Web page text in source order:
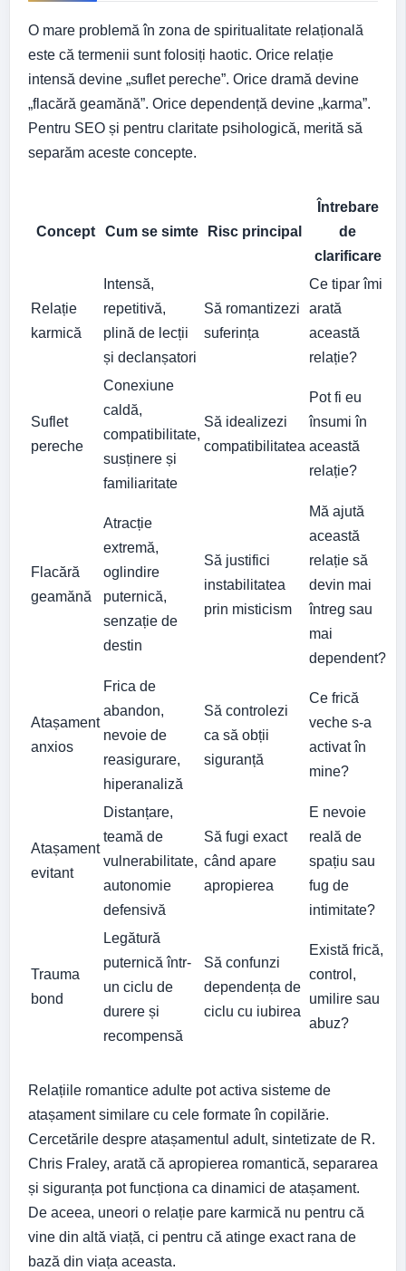
O mare problemă în zona de spiritualitate relațională
este că termenii sunt folosiți haotic. Orice relație
intensă devine „suflet pereche”. Orice dramă devine
„flacără geamănă”. Orice dependență devine „karma”.
Pentru SEO și pentru claritate psihologică, merită să
separăm aceste concepte.
Concept Cum se simte Risc principal
Întrebare
de
clarificare
Relație
karmică
Intensă,
repetitivă,
plină de lecții
și declanșatori
Să romantizezi
suferința
Ce tipar îmi
arată
această
relație?
Suflet
pereche
Conexiune
caldă,
compatibilitate,
susținere și
familiaritate
Să idealizezi
compatibilitatea
Pot fi eu
însumi în
această
relație?
Flacără
geamănă
Atracție
extremă,
oglindire
puternică,
senzație de
destin
Să justifici
instabilitatea
prin misticism
Mă ajută
această
relație să
devin mai
întreg sau
mai
dependent?
Atașament
anxios
Frica de
abandon,
nevoie de
reasigurare,
hiperanaliză
Să controlezi
ca să obții
siguranță
Ce frică
veche s-a
activat în
mine?
Atașament
evitant
Distanțare,
teamă de
vulnerabilitate,
autonomie
defensivă
Să fugi exact
când apare
apropierea
E nevoie
reală de
spațiu sau
fug de
intimitate?
Trauma
bond
Legătură
puternică într-
un ciclu de
durere și
recompensă
Să confunzi
dependența de
ciclu cu iubirea
Există frică,
control,
umilire sau
abuz?
Relațiile romantice adulte pot activa sisteme de
atașament similare cu cele formate în copilărie.
Cercetările despre atașamentul adult, sintetizate de R.
Chris Fraley, arată că apropierea romantică, separarea
și siguranța pot funcționa ca dinamici de atașament.
De aceea, uneori o relație pare karmică nu pentru că
vine din altă viață, ci pentru că atinge exact rana de
bază din viața aceasta.